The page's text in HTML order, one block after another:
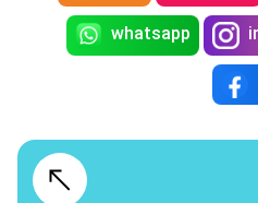
whatsapp